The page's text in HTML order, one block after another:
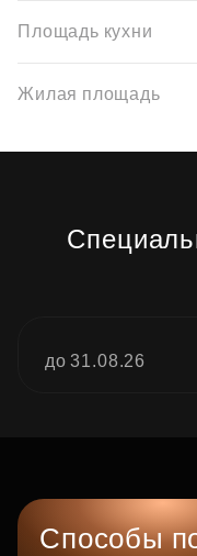
Площадь кухни
Жилая площадь
до 31.08.26
Способы